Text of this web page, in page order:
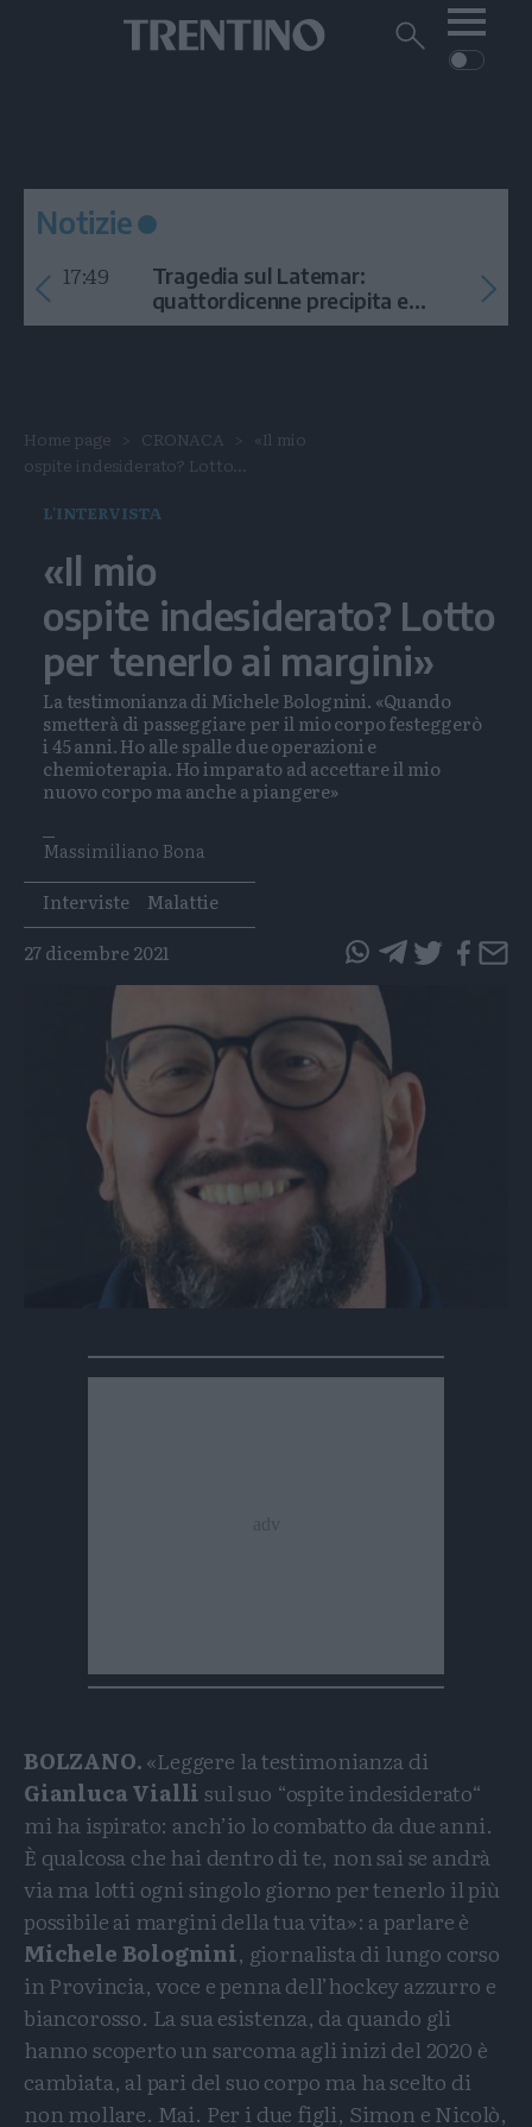
Cerca
CRONACA
GARDA
CULTURA
VIDEO
Notizie
17:49
Tragedia sul Latemar:
quattordicenne precipita e
muore
Home page CRONACA
«Il mio
ospite indesiderato? Lotto...
L'INTERVISTA
«Il mio
ospite indesiderato? Lotto
per tenerlo ai margini»
La testimonianza di Michele Bolognini. «Quando
smetterà di passeggiare per il mio corpo festeggerò
i 45 anni. Ho alle spalle due operazioni e
chemioterapia. Ho imparato ad accettare il mio
nuovo corpo ma anche a piangere»
Massimiliano Bona
Tags
Interviste
Malattie
27 dicembre 2021
questo
articolo
su
Whatsapp
articolo
su
Telegram
BOLZANO.«Leggere la testimonianza di
Gianluca Viallisul suo “ospite indesiderato“
mi ha ispirato: anch’io lo combatto da due anni.
È qualcosa che hai dentro di te, non sai se andrà
via ma lotti ogni singolo giorno per tenerlo il più
possibile ai margini della tua vita»: a parlare è
Michele Bolognini, giornalista di lungo corso
in Provincia, voce e penna dell’hockey azzurro e
biancorosso. La sua esistenza, da quando gli
hanno scoperto un sarcoma agli inizi del 2020 è
cambiata, al pari del suo corpo ma ha scelto di
non mollare. Mai. Per i due figli, Simon e Nicolò,